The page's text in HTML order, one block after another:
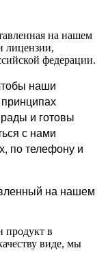
на нашем
лицензии,
федерации.
наши
и готовы
с нами
по телефону и
на нашем
продукт в
виде, мы